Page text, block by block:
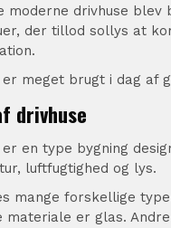
moderne drivhuse blev
der tillod sollys at
er meget brugt i dag af
drivhuse
er en type bygning
luftfugtighed og lys.
mange forskellige
materiale er glas.